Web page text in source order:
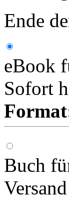
Ende
eBook
Sofort
Buch